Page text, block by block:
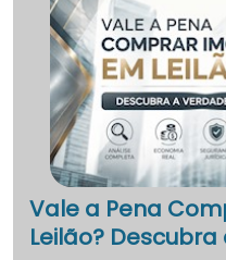
Vale a Pena
Leilão?